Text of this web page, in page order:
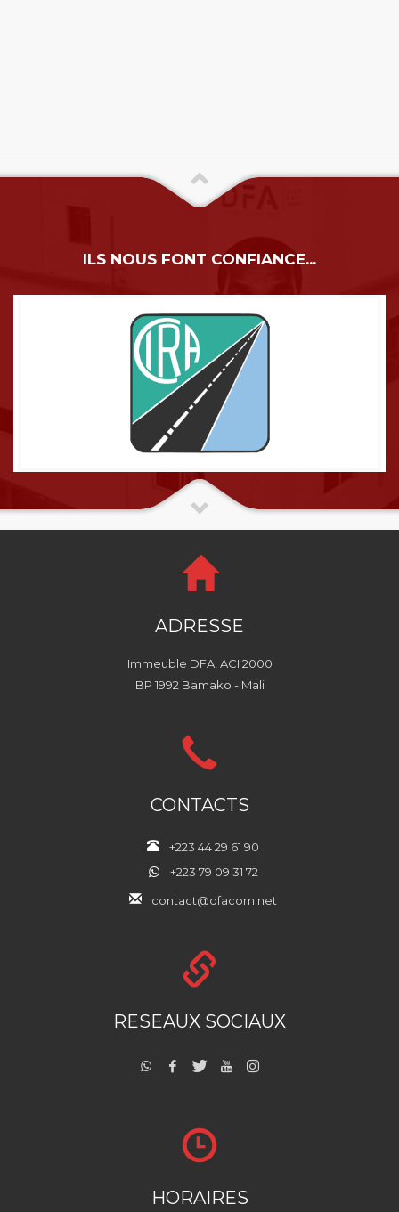
ILS NOUS FONT CONFIANCE...
ADRESSE
Immeuble DFA, ACI 2000
BP 1992 Bamako - Mali
CONTACTS
+223 44 29 61 90
+223 79 09 31 72
contact@dfacom.net
RESEAUX SOCIAUX
HORAIRES